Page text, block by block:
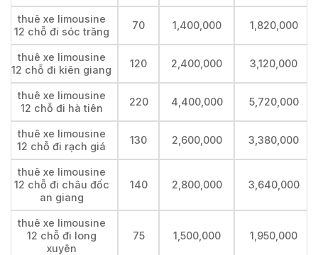
thuê xe limousine
12 chỗ đi sóc trăng
70 1,400,000 1,820,000
thuê xe limousine
12 chỗ đi kiên giang
120 2,400,000 3,120,000
thuê xe limousine
12 chỗ đi hà tiên
220 4,400,000 5,720,000
thuê xe limousine
12 chỗ đi rạch giá
130 2,600,000 3,380,000
thuê xe limousine
12 chỗ đi châu đốc
an giang
140 2,800,000 3,640,000
thuê xe limousine
12 chỗ đi long
xuyên
75 1,500,000 1,950,000